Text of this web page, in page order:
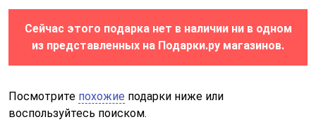
Сейчас этого подарка нет в наличии ни в одном
из представленных на Подарки.ру магазинов.
Посмотрите похожие подарки ниже или
воспользуйтесь поиском.